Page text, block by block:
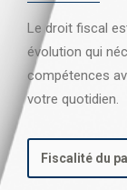
Le droit fiscal
évolution qui
compétences
votre quotidien.
Fiscalité du